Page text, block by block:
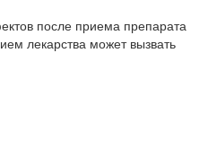
после приема препарата
лекарства может вызвать